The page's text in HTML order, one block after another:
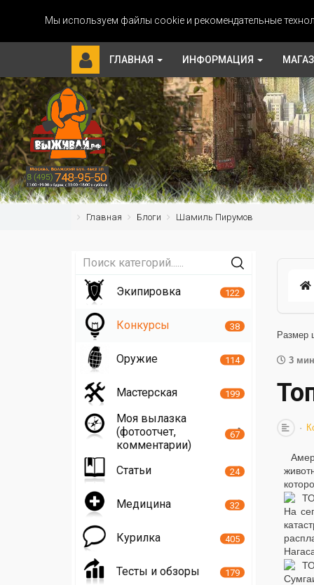
Мы используем файлы cookie и рекомендательные
ГЛАВНАЯ ИНФОРМАЦИЯ
Главная Блоги Шамиль Пирумов
Размер
3
На
Экипировка 122
Конкурсы 38
Оружие 114
Мастерская 199
Моя вылазка
(фотоотчет,
комментарии)
67
Статьи 24
Медицина 32
Курилка 405
Тесты и обзоры 179